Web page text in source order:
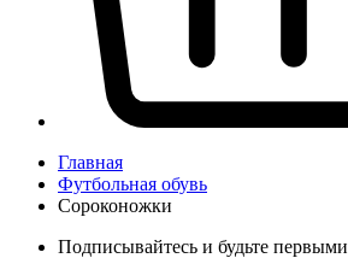
Главная
Футбольная обувь
Сороконожки
Подписывайтесь и будьте первыми